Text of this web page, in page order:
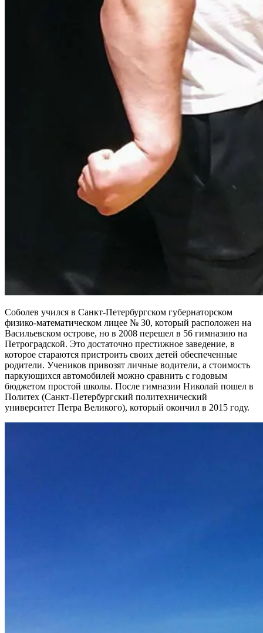
Соболев учился в Санкт-Петербургском губернаторском
физико-математическом лицее № 30, который расположен на
Васильевском острове, но в 2008 перешел в 56 гимназию на
Петроградской. Это достаточно престижное заведение, в
которое стараются пристроить своих детей обеспеченные
родители. Учеников привозят личные водители, а стоимость
паркующихся автомобилей можно сравнить с годовым
бюджетом простой школы. После гимназии Николай пошел в
Политех (Санкт-Петербургский политехнический
университет Петра Великого), который окончил в 2015 году.